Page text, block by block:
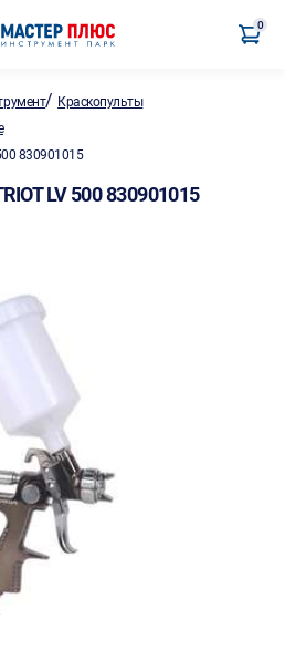
0
/ Краскопульты
830901015
LV 500 830901015